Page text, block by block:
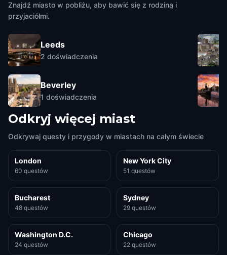
Znajdź miasto w pobliżu, aby bawić się z rodziną i
przyjaciółmi.
Leeds
2 doświadczenia
Beverley
1 doświadczenia
Odkryj więcej miast
Odkrywaj questy i przygody w miastach na całym świecie
London
60 questów
New York City
51 questów
Bucharest
48 questów
Sydney
29 questów
Washington D.C.
24 questów
Chicago
22 questów